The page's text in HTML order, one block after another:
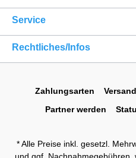
Service
Rechtliches/Infos
Zahlungsarten
Partner werden
* Alle Preise inkl. gesetzl.